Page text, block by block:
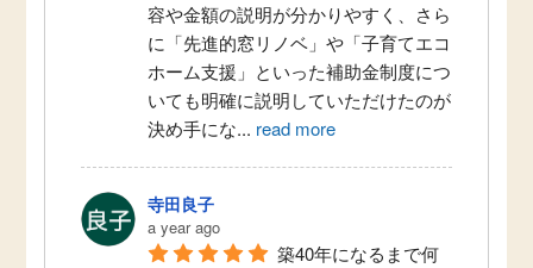
容や金額の説明が分かりやすく、さら
に「先進的窓リノベ」や「子育てエコ
ホーム支援」といった補助金制度につ
いても明確に説明していただけたのが
決め手にな... read more
寺田良子
a year ago
築40年になるまで何